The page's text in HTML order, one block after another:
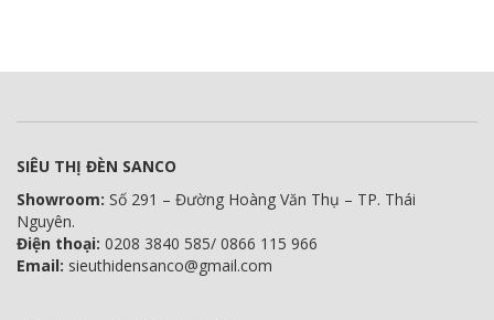
SIÊU THỊ ĐÈN SANCO
Showroom: Số 291 – Đường Hoàng Văn Thụ – TP. Thái
Nguyên.
Điện thoại: 0208 3840 585/ 0866 115 966
Email: sieuthidensanco@gmail.com